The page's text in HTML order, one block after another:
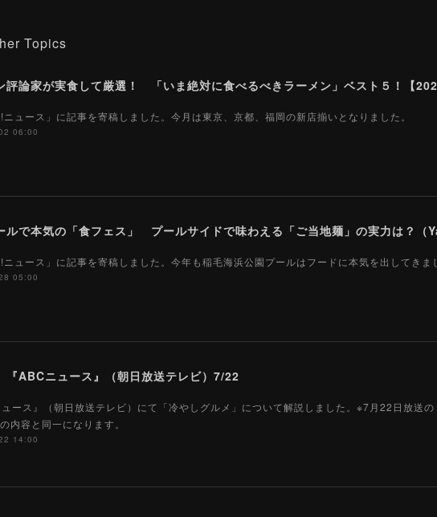
Topics
ニュース」に記事を寄稿しました。今月は東京、京都、福岡の新店揃いとなりました。
06:00
ルで本気の「食フェス」 プールサイドで味わえる「ご当地麺」の実力は？
ニュース」に記事を寄稿しました。今年も稲毛海浜公園プールはフードに本気を出してきま
05:00
『ABCニュース』（朝日放送テレビ）7/22
ュース』（朝日放送テレビ）にて「冷やしグルメ」について解説しました。※7月22日放送
内容と同一になります。
14:00